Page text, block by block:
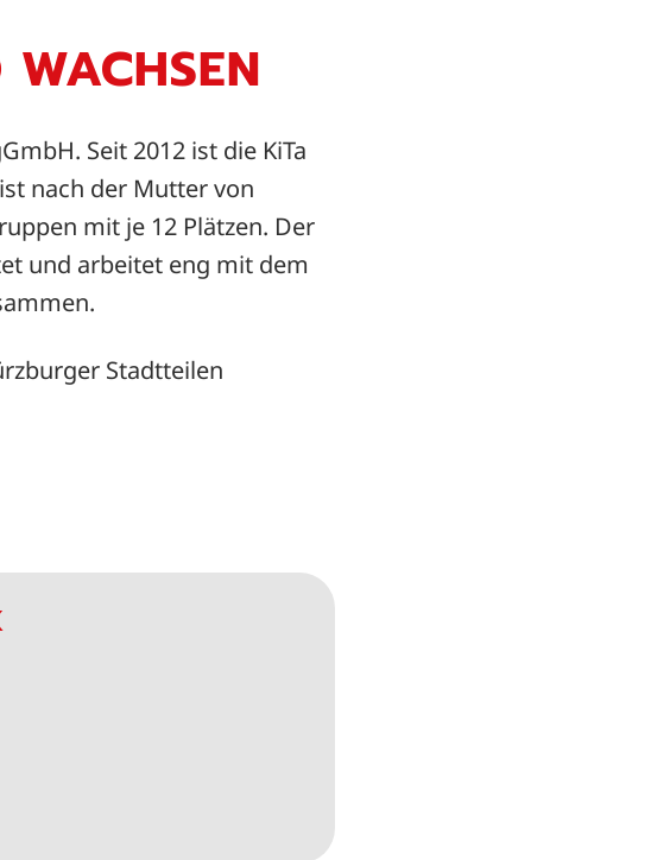
Seit 2012 ist die KiTa
nach der Mutter von
mit je 12 Plätzen. Der
und arbeitet eng mit dem
Stadtteilen